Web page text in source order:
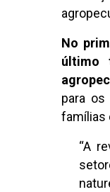
No
último
para
famílias
“A